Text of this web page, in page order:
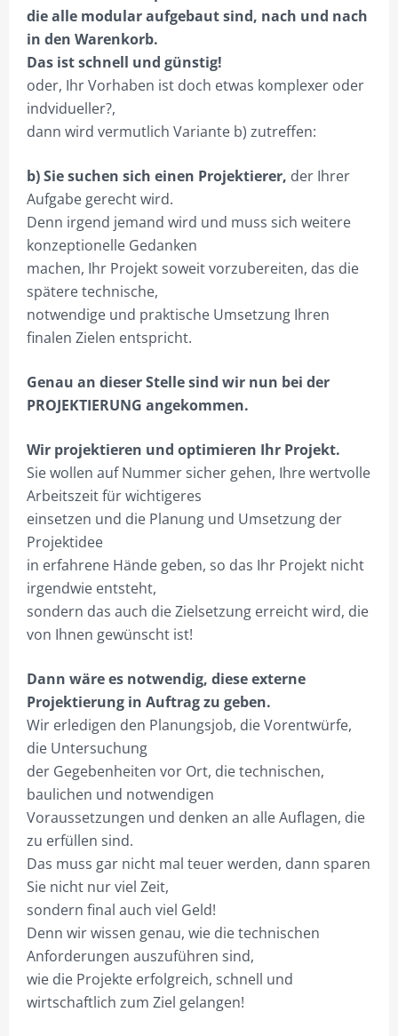
die alle modular aufgebaut sind, nach und nach
in den Warenkorb.
Das ist schnell und günstig!
oder, Ihr Vorhaben ist doch etwas komplexer oder
indvidueller?,
dann wird vermutlich Variante b) zutreffen:
b) Sie suchen sich einen Projektierer, der Ihrer
Aufgabe gerecht wird.
Denn irgend jemand wird und muss sich weitere
konzeptionelle Gedanken
machen, Ihr Projekt soweit vorzubereiten, das die
spätere technische,
notwendige und praktische Umsetzung Ihren
finalen Zielen entspricht.
Genau an dieser Stelle sind wir nun bei der
PROJEKTIERUNG angekommen.
Wir projektieren und optimieren Ihr Projekt.
Sie wollen auf Nummer sicher gehen, Ihre wertvolle
Arbeitszeit für wichtigeres
einsetzen und die Planung und Umsetzung der
Projektidee
in erfahrene Hände geben, so das Ihr Projekt nicht
irgendwie entsteht,
sondern das auch die Zielsetzung erreicht wird, die
von Ihnen gewünscht ist!
Dann wäre es notwendig, diese externe
Projektierung in Auftrag zu geben.
Wir erledigen den Planungsjob, die Vorentwürfe,
die Untersuchung
der Gegebenheiten vor Ort, die technischen,
baulichen und notwendigen
Voraussetzungen und denken an alle Auflagen, die
zu erfüllen sind.
Das muss gar nicht mal teuer werden, dann sparen
Sie nicht nur viel Zeit,
sondern final auch viel Geld!
Denn wir wissen genau, wie die technischen
Anforderungen auszuführen sind,
wie die Projekte erfolgreich, schnell und
wirtschaftlich zum Ziel gelangen!